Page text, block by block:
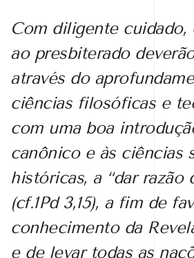
Com diligente cuidado,
ao presbiterado
através do
ciências filosóficas e
com uma boa
canônico e às ciências
históricas, a “dar razão
(cf.1Pd 3,15), a fim de
conhecimento da
e de levar todas as